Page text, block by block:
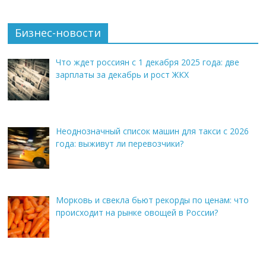
Бизнес-новости
Что ждет россиян с 1 декабря 2025 года: две
зарплаты за декабрь и рост ЖКХ
Неоднозначный список машин для такси с 2026
года: выживут ли перевозчики?
Морковь и свекла бьют рекорды по ценам: что
происходит на рынке овощей в России?